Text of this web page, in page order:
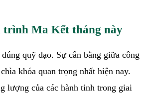
trình Ma Kết tháng này
quỹ đạo. Sự cân bằng giữa công
khóa quan trọng nhất hiện nay.
lượng của các hành tinh trong giai